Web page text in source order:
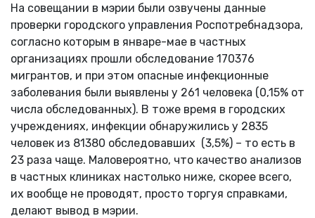
На совещании в мэрии были озвучены данные
проверки городского управления Роспотребнадзора,
согласно которым в январе-мае в частных
организациях прошли обследование 170376
мигрантов, и при этом опасные инфекционные
заболевания были выявлены у 261 человека (0,15% от
числа обследованных). В тоже время в городских
учреждениях, инфекции обнаружились у 2835
человек из 81380 обследовавших (3,5%) – то есть в
23 раза чаще. Маловероятно, что качество анализов
в частных клиниках настолько ниже, скорее всего,
их вообще не проводят, просто торгуя справками,
делают вывод в мэрии.